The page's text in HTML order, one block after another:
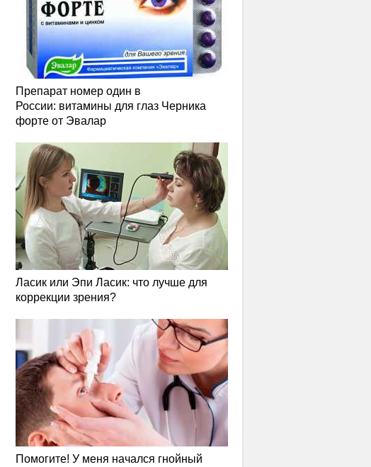
Препарат номер один в
России: витамины для глаз Черника
форте от Эвалар
Ласик или Эпи Ласик: что лучше для
коррекции зрения?
Помогите! У меня начался гнойный